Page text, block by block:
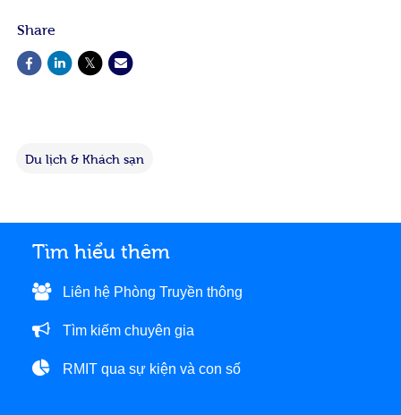
Share
Du lịch & Khách sạn
Tìm hiểu thêm
Liên hệ Phòng Truyền thông
Tìm kiếm chuyên gia
RMIT qua sự kiện và con số